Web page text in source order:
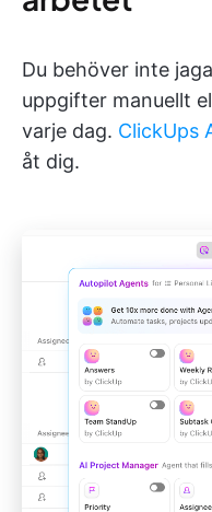
Du behöver inte
uppgifter manuellt
varje dag. ClickUps
åt dig.